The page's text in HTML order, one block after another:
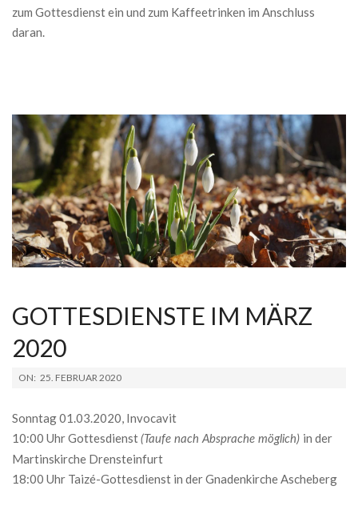
zum Gottesdienst ein und zum Kaffeetrinken im Anschluss
daran.
GOTTESDIENSTE IM MÄRZ
2020
2020-
25
ON: 25. FEBRUAR 2020
Sonntag 01.03.2020, Invocavit
10:00 Uhr Gottesdienst (Taufe nach Absprache möglich) in der
Martinskirche Drensteinfurt
18:00 Uhr Taizé-Gottesdienst in der Gnadenkirche Ascheberg